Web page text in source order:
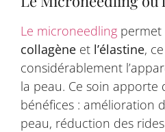
Le microneedling permet
collagène et l’élastine,
considérablement
la peau. Ce soin apporte
bénéfices : amélioration
peau, réduction des